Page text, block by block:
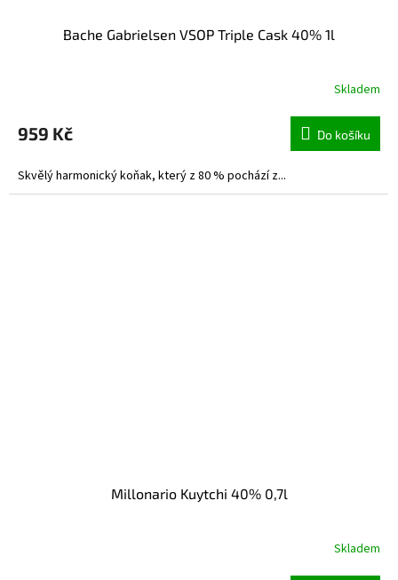
Bache Gabrielsen VSOP Triple Cask 40% 1l
Skladem
959 Kč Do košíku
Skvělý harmonický koňak, který z 80 % pochází z...
Millonario Kuytchi 40% 0,7l
Skladem